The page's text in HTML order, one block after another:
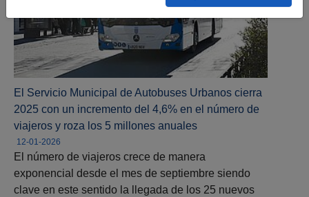
El Servicio Municipal de Autobuses Urbanos cierra
2025 con un incremento del 4,6% en el número de
viajeros y roza los 5 millones anuales
12-01-2026
El número de viajeros crece de manera
exponencial desde el mes de septiembre siendo
clave en este sentido la llegada de los 25 nuevos